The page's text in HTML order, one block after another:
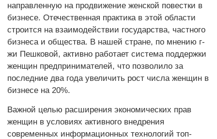
направленную на продвижение женской повестки в
бизнесе. Отечественная практика в этой области
строится на взаимодействии государства, частного
бизнеса и общества. В нашей стране, по мнению г-
жи Пешковой, активно работает система поддержки
женщин предпринимателей, что позволило за
последние два года увеличить рост числа женщин в
бизнесе на 20%.
Важной целью расширения экономических прав
женщин в условиях активного внедрения
современных информационных технологий топ-